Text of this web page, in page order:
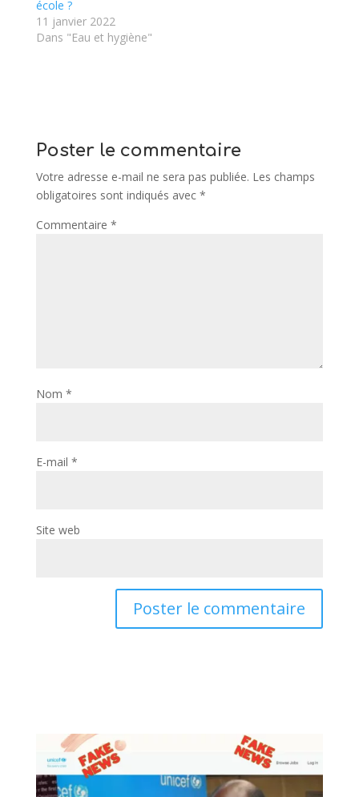
école ?
11 janvier 2022
Dans "Eau et hygiène"
Poster le commentaire
Votre adresse e-mail ne sera pas publiée. Les champs
obligatoires sont indiqués avec *
Commentaire *
Nom *
E-mail *
Site web